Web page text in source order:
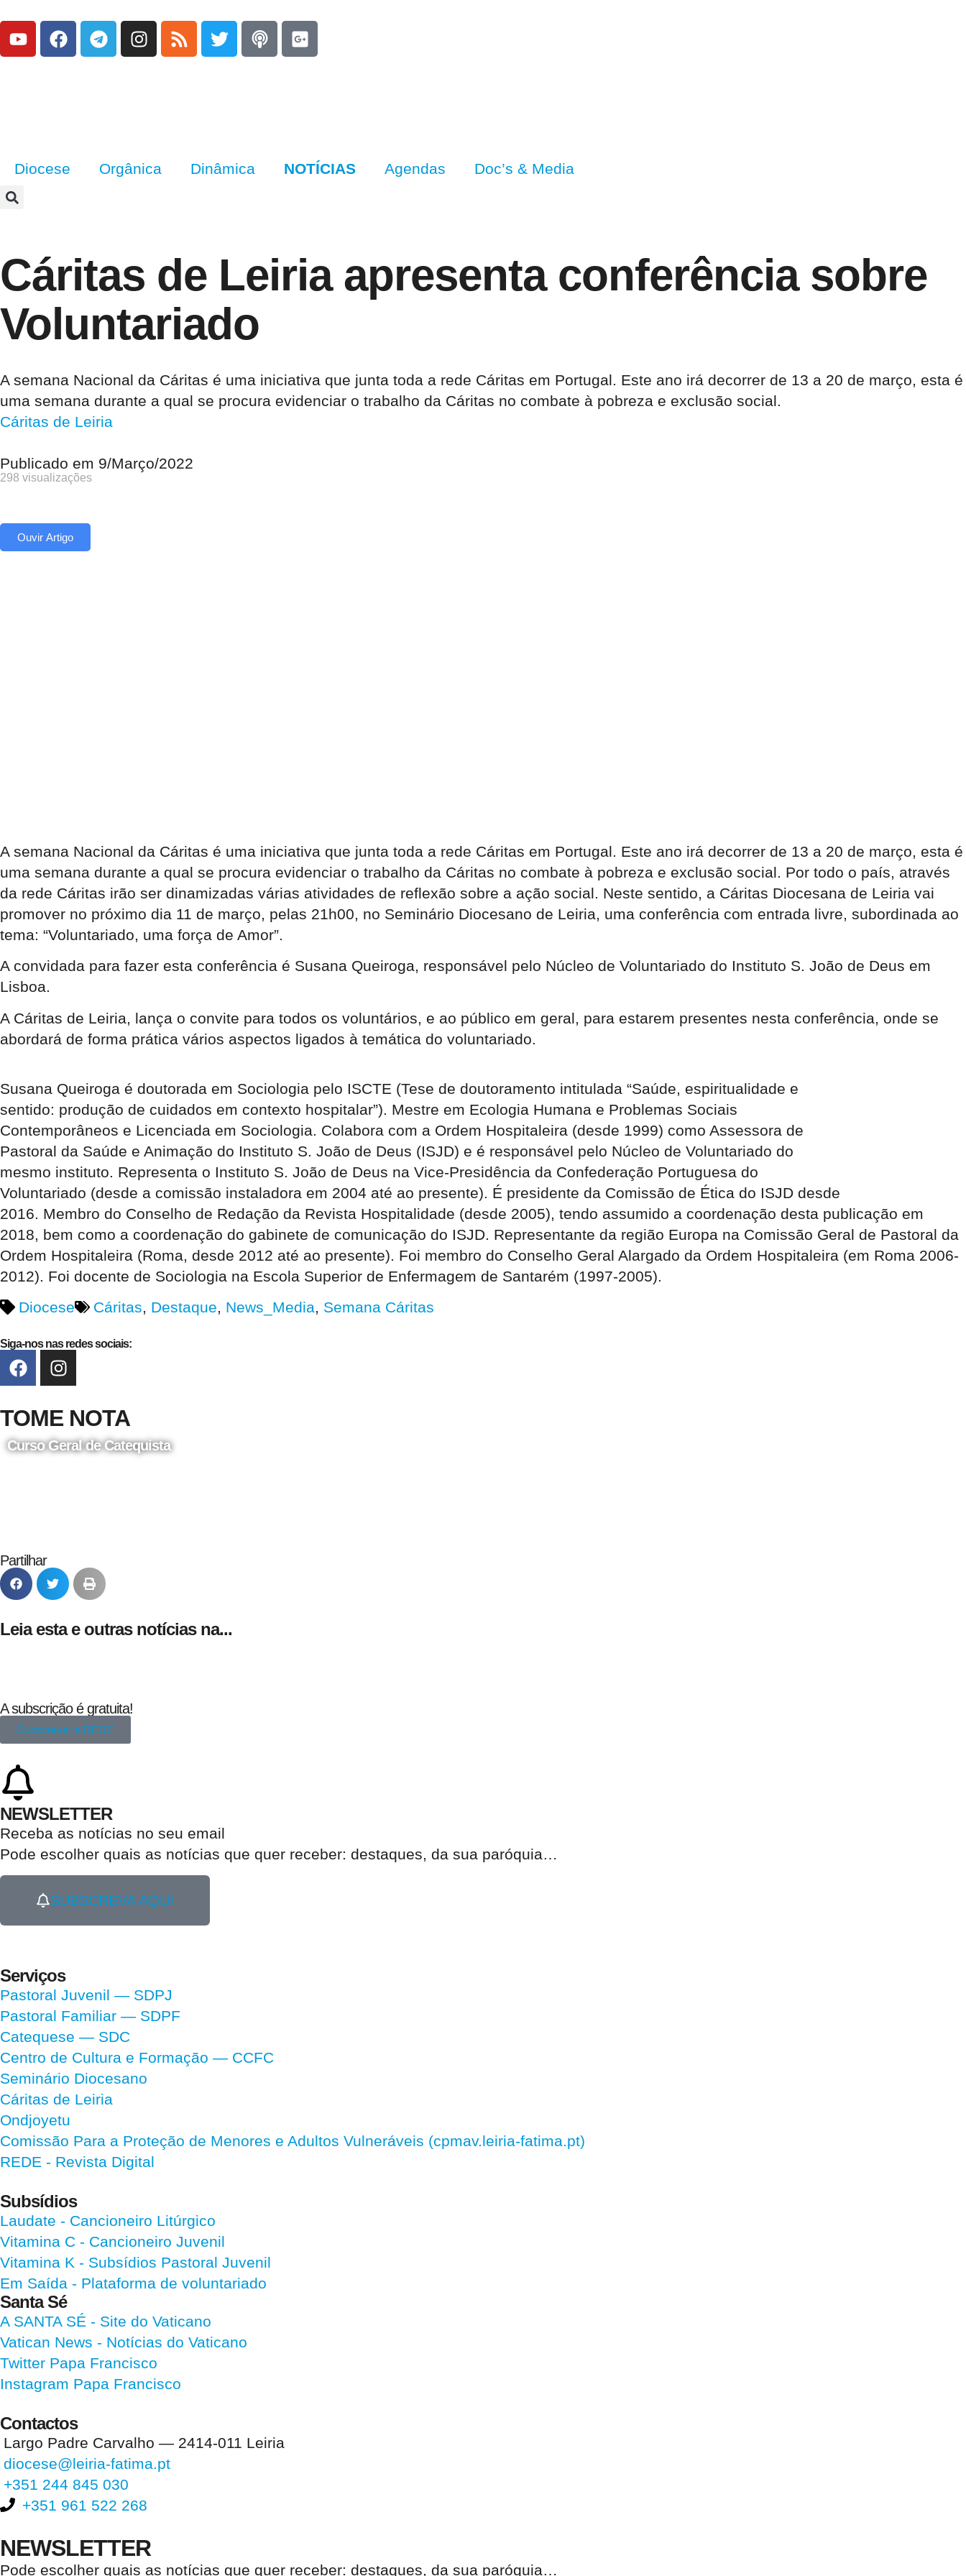
Diocese Orgânica Dinâmica NOTÍCIAS Agendas Doc’s & Media
Cáritas de Leiria apresenta conferência sobre
Voluntariado
A semana Nacional da Cáritas é uma iniciativa que junta toda a rede Cáritas em Portugal. Este ano irá decorrer de 13 a 20 de março, esta é
uma semana durante a qual se procura evidenciar o trabalho da Cáritas no combate à pobreza e exclusão social.
Cáritas de Leiria
Publicado em 9/Março/2022
298 visualizações
Ouvir Artigo
A semana Nacional da Cáritas é uma iniciativa que junta toda a rede Cáritas em Portugal. Este ano irá decorrer de 13 a 20 de março, esta é
uma semana durante a qual se procura evidenciar o trabalho da Cáritas no combate à pobreza e exclusão social. Por todo o país, através
da rede Cáritas irão ser dinamizadas várias atividades de reflexão sobre a ação social. Neste sentido, a Cáritas Diocesana de Leiria vai
promover no próximo dia 11 de março, pelas 21h00, no Seminário Diocesano de Leiria, uma conferência com entrada livre, subordinada ao
tema: “Voluntariado, uma força de Amor”.
A convidada para fazer esta conferência é Susana Queiroga, responsável pelo Núcleo de Voluntariado do Instituto S. João de Deus em
Lisboa.
A Cáritas de Leiria, lança o convite para todos os voluntários, e ao público em geral, para estarem presentes nesta conferência, onde se
abordará de forma prática vários aspectos ligados à temática do voluntariado.
Susana Queiroga é doutorada em Sociologia pelo ISCTE (Tese de doutoramento intitulada “Saúde, espiritualidade e
sentido: produção de cuidados em contexto hospitalar”). Mestre em Ecologia Humana e Problemas Sociais
Contemporâneos e Licenciada em Sociologia. Colabora com a Ordem Hospitaleira (desde 1999) como Assessora de
Pastoral da Saúde e Animação do Instituto S. João de Deus (ISJD) e é responsável pelo Núcleo de Voluntariado do
mesmo instituto. Representa o Instituto S. João de Deus na Vice-Presidência da Confederação Portuguesa do
Voluntariado (desde a comissão instaladora em 2004 até ao presente). É presidente da Comissão de Ética do ISJD desde
2016. Membro do Conselho de Redação da Revista Hospitalidade (desde 2005), tendo assumido a coordenação desta publicação em
2018, bem como a coordenação do gabinete de comunicação do ISJD. Representante da região Europa na Comissão Geral de Pastoral da
Ordem Hospitaleira (Roma, desde 2012 até ao presente). Foi membro do Conselho Geral Alargado da Ordem Hospitaleira (em Roma 2006-
2012). Foi docente de Sociologia na Escola Superior de Enfermagem de Santarém (1997-2005).
Diocese
Cáritas, Destaque, News_Media, Semana Cáritas
Siga-nos nas redes sociais:
TOME NOTA
Curso Geral de Catequista
Partilhar
Leia esta e outras notícias na...
A subscrição é gratuita!
Subscrever a REDE
NEWSLETTER
Receba as notícias no seu email​
Pode escolher quais as notícias que quer receber: destaques, da sua paróquia…
SUBSCREVA AQUI
Serviços
Pastoral Juvenil — SDPJ
Pastoral Familiar — SDPF
Catequese — SDC
Centro de Cultura e Formação — CCFC
Seminário Diocesano
Cáritas de Leiria
Ondjoyetu
Comissão Para a Proteção de Menores e Adultos Vulneráveis (cpmav.leiria-fatima.pt)
REDE - Revista Digital
Subsídios
Laudate - Cancioneiro Litúrgico
Vitamina C - Cancioneiro Juvenil
Vitamina K - Subsídios Pastoral Juvenil
Em Saída - Plataforma de voluntariado
Santa Sé
A SANTA SÉ - Site do Vaticano
Vatican News - Notícias do Vaticano
Twitter Papa Francisco
Instagram Papa Francisco
Contactos
Largo Padre Carvalho — 2414-011 Leiria
diocese@leiria-fatima.pt
+351 244 845 030
+351 961 522 268
NEWSLETTER
Pode escolher quais as notícias que quer receber: destaques, da sua paróquia…